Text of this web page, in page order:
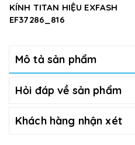
KÍNH TITAN HIỆU EXFASH
EF37286_816
Mô tả sản phẩm
Hỏi đáp về sản phẩm
Khách hàng nhận xét